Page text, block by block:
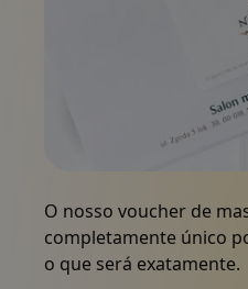
Galeria
Notícias
Loja online
O nosso voucher de
completamente único
o que será exatamente.